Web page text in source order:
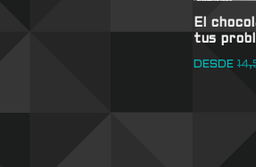
El
tus
DESDE